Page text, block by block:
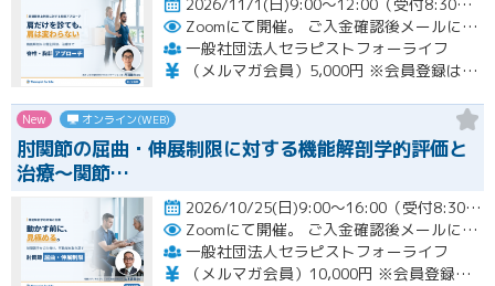
Zoomにて開催。
ご入金確認後メールにてURLをお知らせいたします。
一般社団法人セラピストフォーライフ
（メルマガ会員）5,000円 ※会員登録はホームページより無料で行って頂けます。 会員限定特典あり！
New オンライン(WEB)
肘関節の屈曲・伸展制限に対する機能解剖学的評価と
治療～関節…
2026/10/25(日)9:00～16:00（受付8:30～） （※途中、１時間のお昼休憩あり）開催
Zoomにて開催。
ご入金確認後メールにてURLをお知らせいたします。
一般社団法人セラピストフォーライフ
（メルマガ会員）10,000円 ※会員登録はホームページより無料で行って頂けます。 会員限定特典あり！